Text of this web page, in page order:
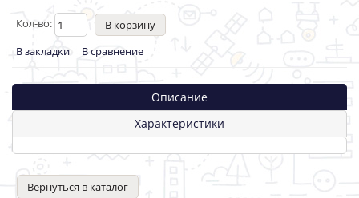
Кол-во:
В закладки
В сравнение
Описание
Характеристики
Вернуться в каталог